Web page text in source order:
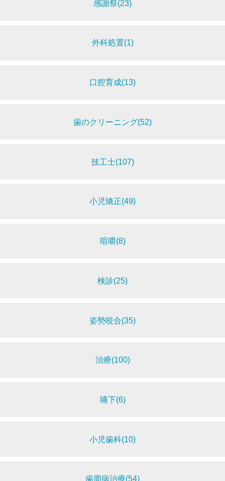
感謝祭(23)
外科処置(1)
口腔育成(13)
歯のクリーニング(52)
技工士(107)
小児矯正(49)
咀嚼(8)
検診(25)
姿勢咬合(35)
治療(100)
嚥下(6)
小児歯科(10)
歯周病治療(54)